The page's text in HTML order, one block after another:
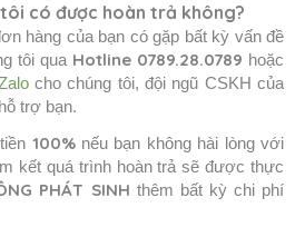
có được hoàn trả không?
hàng của bạn có gặp bất kỳ vấn đề
tôi qua Hotline 0789.28.0789 hoặc
cho chúng tôi, đội ngũ CSKH của
trợ bạn.
100%nếu bạn không hài lòng với
kết quá trình hoàn trả sẽ được thực
PHÁT SINH thêm bất kỳ chi phí